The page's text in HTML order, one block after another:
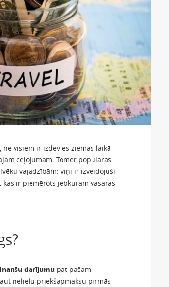
ne visiem ir izdevies ziemas laikā
ceļojumam. Tomēr populārās
vajadzībām: viņi ir izveidojuši
ir piemērots jebkuram vasaras
darījumu pat pašam
nelielu priekšapmaksu pirmās